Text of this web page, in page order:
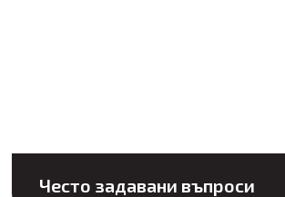
Често задавани въпроси